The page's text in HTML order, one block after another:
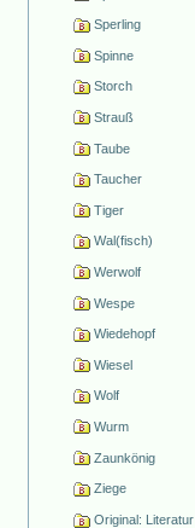
Sperling
Spinne
Storch
Strauß
Taube
Taucher
Tiger
Wal(fisch)
Werwolf
Wespe
Wiedehopf
Wiesel
Wolf
Wurm
Zaunkönig
Ziege
Original: Literatur